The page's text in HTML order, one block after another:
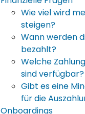
Wie viel wird
steigen?
Wann werden
bezahlt?
Welche
sind verfügbar?
Gibt es eine
für die
Onboardings